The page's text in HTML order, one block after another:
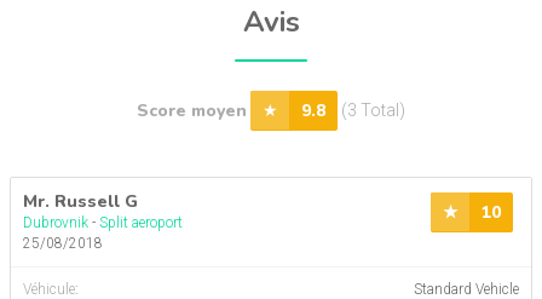
Avis
Score moyen 9.8 (3 Total)
Mr. Russell G
Dubrovnik - Split aeroport
25/08/2018
Véhicule:
Standard Vehicle
10